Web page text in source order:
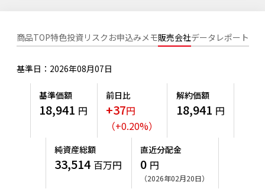
有価証券届出書の効力の発生の有無について
こだわりのインデックスファンド 購入・換金手数料なしシ
リーズ
確定拠出年金について
確定拠出年金制度について
確定拠出年金での商品の選び方について
確定拠出年金 基準価額一覧
投資の教室
サステナビリティ経営基本方針
サステナビリティ推進体制
ニッセイアセットの重要課題
サステナビリティへの取り組み
サステナビリティレポート
サステナブル投資
公式キャラクターのご紹介
検索したいキーワードを入力してください。
資産形成はじめるなら
商品TOP特色投資リスク お申込みメモ販売会社データ レポート
基準日：2026年08月07日
基準価額
18,941 円
前日比
+37円
（+0.20%）
解約価額
18,941 円
純資産総額
33,514 百万円
直近分配金
0 円
（2026年02月20日）